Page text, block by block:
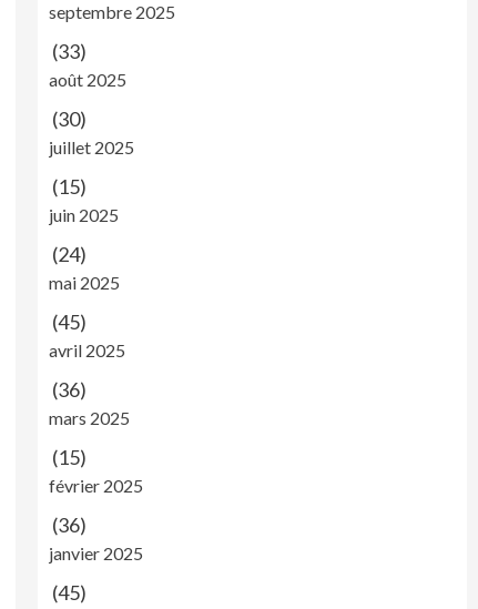
septembre 2025
(33)
août 2025
(30)
juillet 2025
(15)
juin 2025
(24)
mai 2025
(45)
avril 2025
(36)
mars 2025
(15)
février 2025
(36)
janvier 2025
(45)